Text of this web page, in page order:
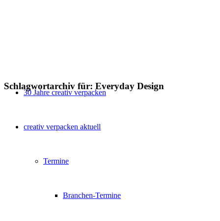
30 Jahre creativ verpacken
creativ verpacken aktuell
Termine
Branchen-Termine
Schlagwortarchiv für: Everyday Design